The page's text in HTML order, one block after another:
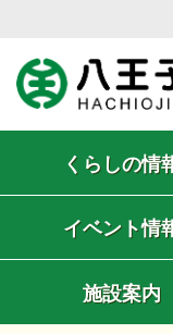
くらしの情
イベント情
施設案内